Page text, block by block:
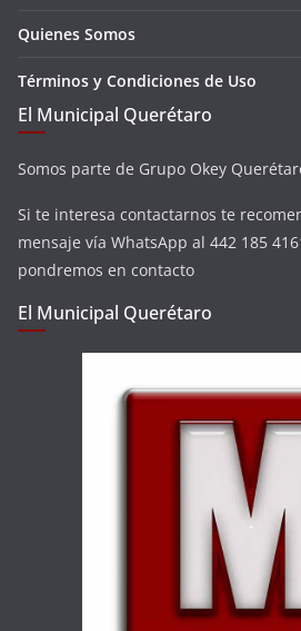
Quienes Somos
Términos y Condiciones de Uso
El Municipal Querétaro
Somos parte de Grupo Okey
Si te interesa contactarnos te
mensaje vía WhatsApp al 442 185
pondremos en contacto
El Municipal Querétaro